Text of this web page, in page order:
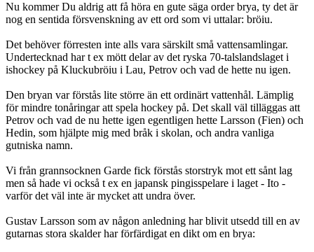
Nu kommer Du aldrig att få höra en gute säga order brya, ty det är
nog en sentida försvenskning av ett ord som vi uttalar: bröiu.
Det behöver förresten inte alls vara särskilt små vattensamlingar.
Undertecknad har t ex mött delar av det ryska 70-talslandslaget i
ishockey på Kluckubröiu i Lau, Petrov och vad de hette nu igen.
Den bryan var förstås lite större än ett ordinärt vattenhål. Lämplig
för mindre tonåringar att spela hockey på. Det skall väl tilläggas att
Petrov och vad de nu hette igen egentligen hette Larsson (Fien) och
Hedin, som hjälpte mig med bråk i skolan, och andra vanliga
gutniska namn.
Vi från grannsocknen Garde fick förstås storstryk mot ett sånt lag
men så hade vi också t ex en japansk pingisspelare i laget - Ito -
varför det väl inte är mycket att undra över.
Gustav Larsson som av någon anledning har blivit utsedd till en av
gutarnas stora skalder har förfärdigat en dikt om en brya: